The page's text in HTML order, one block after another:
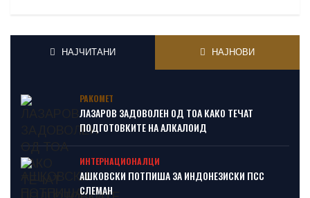
НАЈЧИТАНИ НАЈНОВИ
РАКОМЕТ
ЛАЗАРОВ ЗАДОВОЛЕН ОД ТОА КАКО ТЕЧАТ
ПОДГОТОВКИТЕ НА АЛКАЛОИД
ИНТЕРНАЦИОНАЛЦИ
АШКОВСКИ ПОТПИША ЗА ИНДОНЕЗИСКИ ПСС
СЛЕМАН